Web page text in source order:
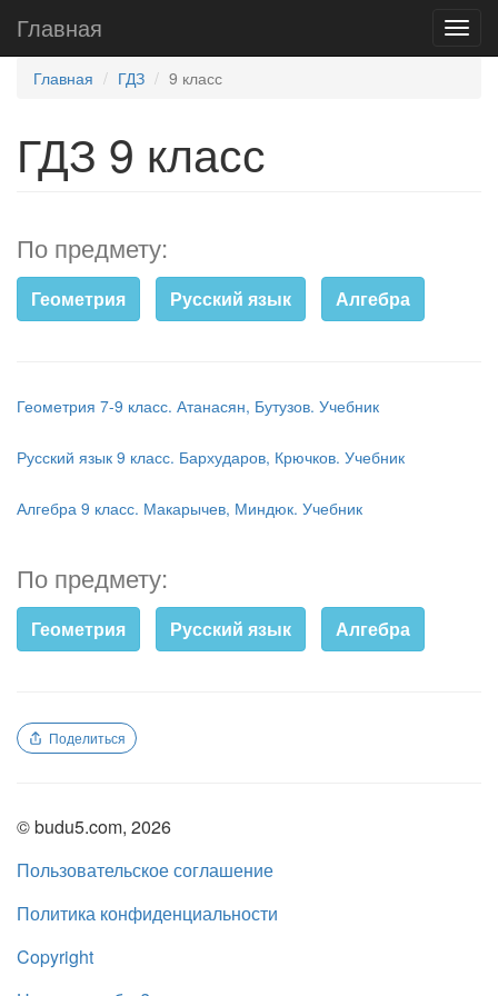
Главная
Главная ГДЗ 9 класс
ГДЗ 9 класс
По предмету:
Геометрия Русский язык Алгебра
Геометрия 7-9 класс. Атанасян, Бутузов. Учебник
Русский язык 9 класс. Бархударов, Крючков. Учебник
Алгебра 9 класс. Макарычев, Миндюк. Учебник
По предмету:
Геометрия Русский язык Алгебра
Поделиться
© budu5.com, 2026
Пользовательское соглашение
Политика конфиденциальности
Copyright